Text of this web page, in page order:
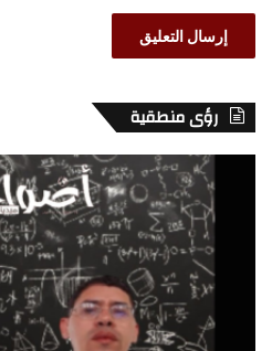
رؤى منطقية